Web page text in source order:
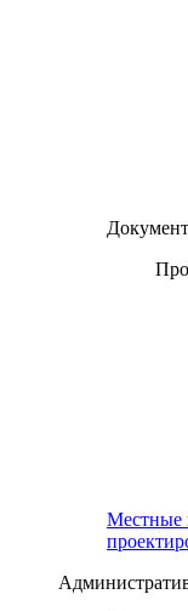
Местные